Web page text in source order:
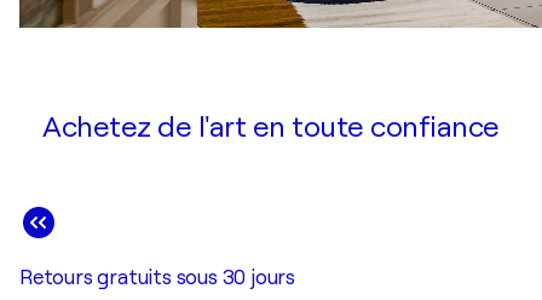
Achetez de l'art en toute confiance
Retours gratuits sous 30 jours